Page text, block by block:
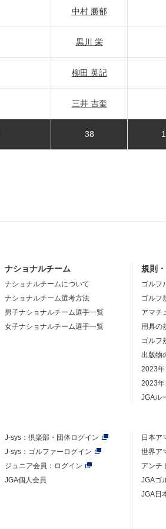
中村 勝郁
黒川 栄
柳田 英記
三井 吉奎
38
ナショナルチーム
ナショナルチームについて
ナショナルチーム選考方法
男子ナショナルチーム選手一覧
女子ナショナルチーム選手一覧
規則
ゴルフ
ゴルフ
アマチ
用具の
ゴルフ
出版物
2023年
2023
JGAル
J-sys： 倶楽部・団体ログイン
J-sys：ゴルファーログイン
ジュニア会員：ログイン
JGA個人会員
日本ア
世界ア
アンチ
JGAゴ
JGA日